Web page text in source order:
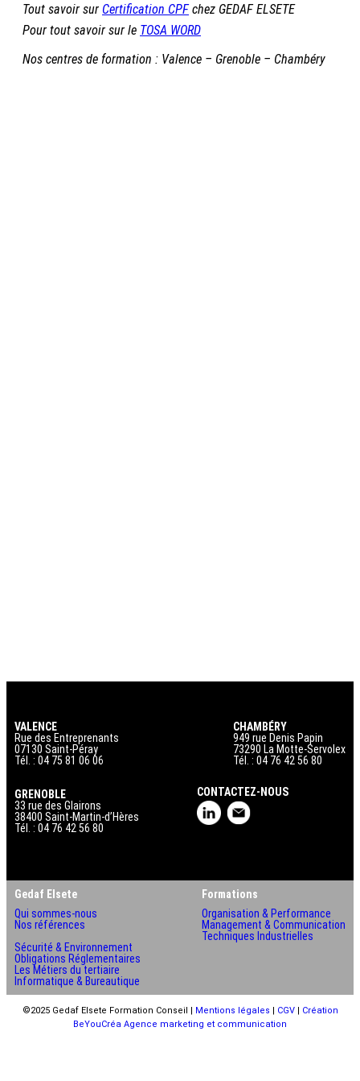
Tout savoir sur Certification CPFchez GEDAF ELSETE
Pour tout savoir sur le TOSA WORD
Nos centres de formation : Valence – Grenoble – Chambéry
VALENCE
Rue des Entreprenants
07130 Saint-Péray
Tél. : 04 75 81 06 06
CHAMBÉRY
949 rue Denis Papin
73290 La Motte-Servolex
Tél. : 04 76 42 56 80
GRENOBLE
33 rue des Glairons
38400 Saint-Martin-d’Hères
Tél. : 04 76 42 56 80
CONTACTEZ-NOUS
Gedaf Elsete
Qui sommes-nous
Nos références
Formations
Organisation & Performance
Management & Communication
Techniques Industrielles
Sécurité & Environnement
Obligations Réglementaires
Les Métiers du tertiaire
Informatique & Bureautique
©2025 Gedaf Elsete Formation Conseil | Mentions légales CGV|
Création
BeYouCréa Agence marketing et communication